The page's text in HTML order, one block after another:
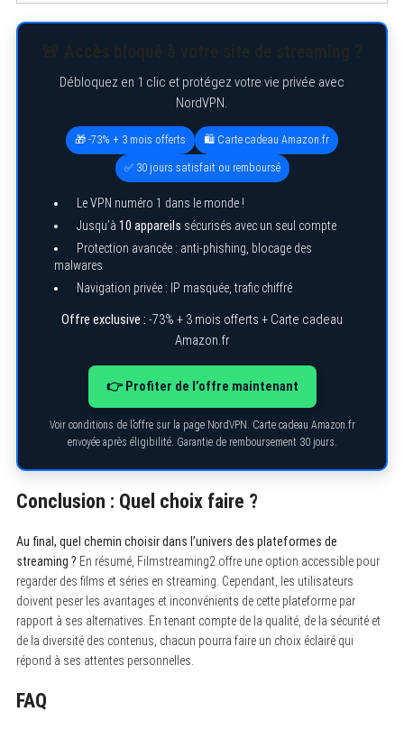
Débloquez en 1 clic et protégez votre vie privée avec
NordVPN.
🎁 -73% + 3 mois offerts 🛍️ Carte cadeau Amazon.fr
✅ 30 jours satisfait ou remboursé
Le VPN numéro 1 dans le monde !
Jusqu’à 10 appareils sécurisés avec un seul compte
Protection avancée : anti-phishing, blocage des
malwares
Navigation privée : IP masquée, trafic chiffré
Offre exclusive : -73% + 3 mois offerts + Carte cadeau
Amazon.fr
👉 Profiter de l’offre maintenant
Voir conditions de l’offre sur la page NordVPN. Carte cadeau Amazon.fr
envoyée après éligibilité. Garantie de remboursement 30 jours.
Conclusion : Quel choix faire ?
Au final, quel chemin choisir dans l’univers des plateformes de
streaming ? En résumé, Filmstreaming2 offre une option accessible pour
regarder des films et séries en streaming. Cependant, les utilisateurs
doivent peser les avantages et inconvénients de cette plateforme par
rapport à ses alternatives. En tenant compte de la qualité, de la sécurité et
de la diversité des contenus, chacun pourra faire un choix éclairé qui
répond à ses attentes personnelles.
FAQ